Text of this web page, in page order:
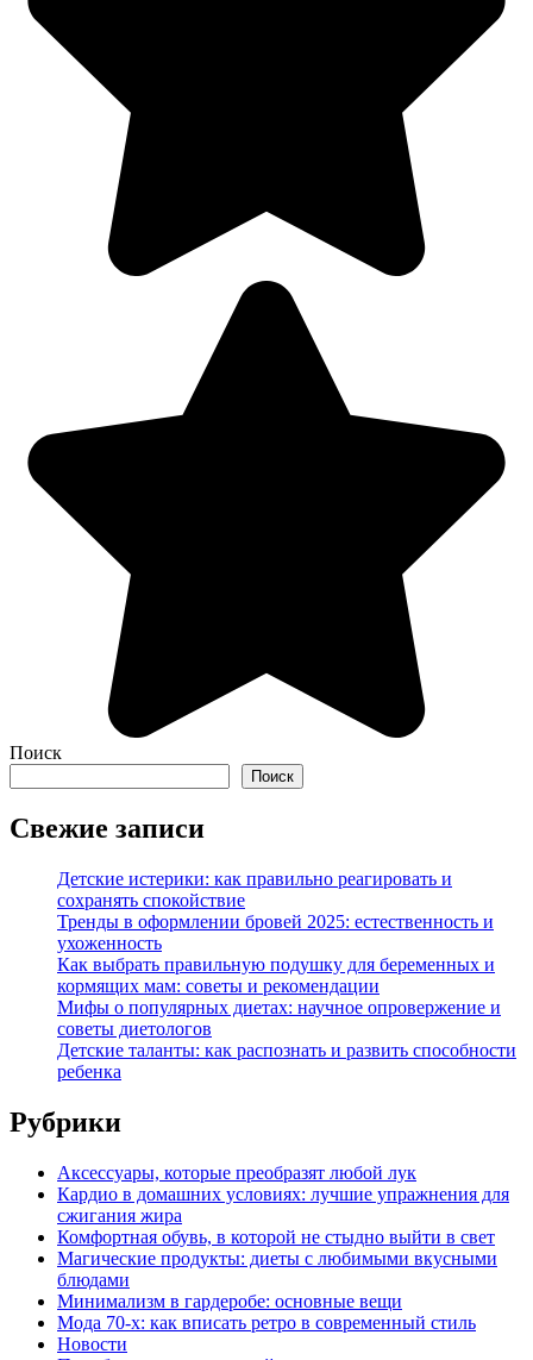
Поиск
Поиск
Свежие записи
Детские истерики: как правильно реагировать и
сохранять спокойствие
Тренды в оформлении бровей 2025: естественность и
ухоженность
Как выбрать правильную подушку для беременных и
кормящих мам: советы и рекомендации
Мифы о популярных диетах: научное опровержение и
советы диетологов
Детские таланты: как распознать и развить способности
ребенка
Рубрики
Аксессуары, которые преобразят любой лук
Кардио в домашних условиях: лучшие упражнения для
сжигания жира
Комфортная обувь, в которой не стыдно выйти в свет
Магические продукты: диеты с любимыми вкусными
блюдами
Минимализм в гардеробе: основные вещи
Мода 70-х: как вписать ретро в современный стиль
Новости